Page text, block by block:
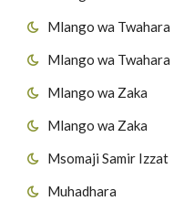
Mlango wa Twahara
Mlango wa Twahara
Mlango wa Zaka
Mlango wa Zaka
Msomaji Samir Izzat
Muhadhara